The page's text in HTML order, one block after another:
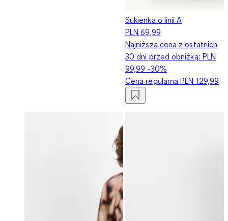
Sukienka o linii A
PLN 69,99
Najniższa cena z ostatnich
30 dni przed obniżką: PLN
99,99 -30%
Cena regularnaPLN 129,99